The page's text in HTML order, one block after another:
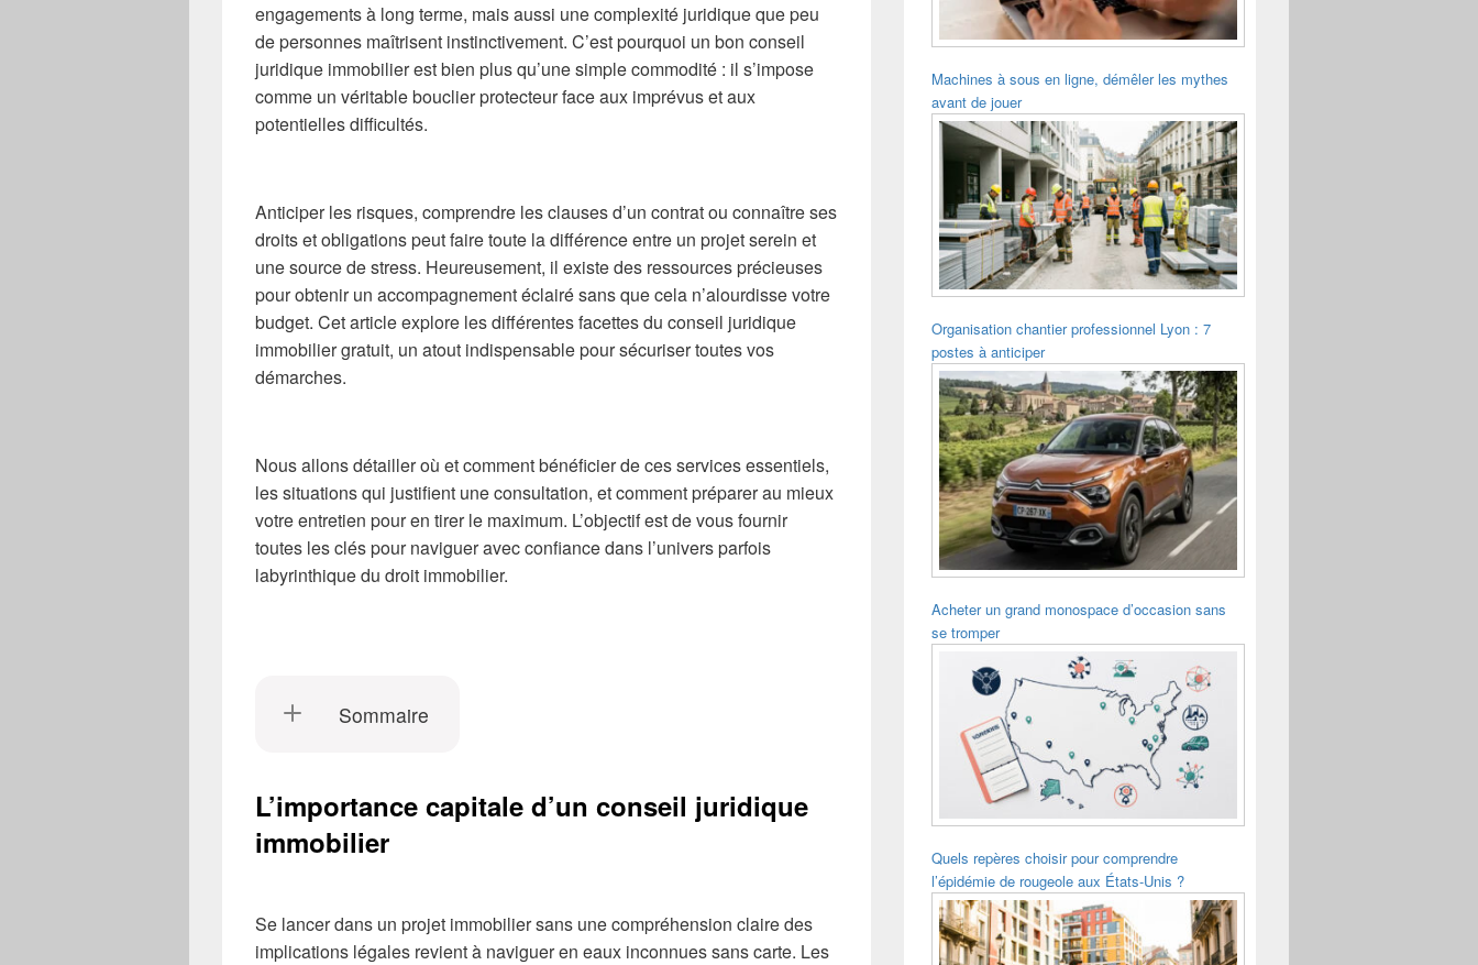
engagements à long terme, mais aussi une complexité juridique que peu
de personnes maîtrisent instinctivement. C’est pourquoi un bon conseil
juridique immobilier est bien plus qu’une simple commodité : il s’impose
comme un véritable bouclier protecteur face aux imprévus et aux
potentielles difficultés.
Anticiper les risques, comprendre les clauses d’un contrat ou connaître ses
droits et obligations peut faire toute la différence entre un projet serein et
une source de stress. Heureusement, il existe des ressources précieuses
pour obtenir un accompagnement éclairé sans que cela n’alourdisse votre
budget. Cet article explore les différentes facettes du conseil juridique
immobilier gratuit, un atout indispensable pour sécuriser toutes vos
démarches.
Nous allons détailler où et comment bénéficier de ces services essentiels,
les situations qui justifient une consultation, et comment préparer au mieux
votre entretien pour en tirer le maximum. L’objectif est de vous fournir
toutes les clés pour naviguer avec confiance dans l’univers parfois
labyrinthique du droit immobilier.
Sommaire
L’importance capitale d’un conseil juridique
immobilier
Se lancer dans un projet immobilier sans une compréhension claire des
implications légales revient à naviguer en eaux inconnues sans carte. Les
Machines à sous en ligne, démêler les mythes
avant de jouer
Organisation chantier professionnel Lyon : 7
postes à anticiper
Acheter un grand monospace d’occasion sans
se tromper
Quels repères choisir pour comprendre
l’épidémie de rougeole aux États-Unis ?